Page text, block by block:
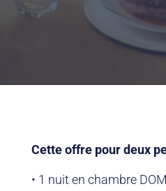
Cette offre pour deux
• 1 nuit en chambre